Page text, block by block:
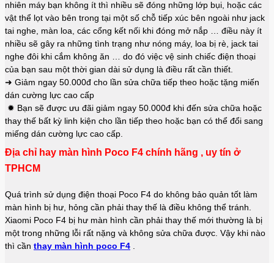
nhiên máy bạn không ít thì nhiều sẽ đóng những lớp bụi, hoặc các
vật thể lọt vào bên trong tại một số chỗ tiếp xúc bên ngoài như jack
tai nghe, màn loa, các cổng kết nối khi đóng mở nắp … điều này ít
nhiều sẽ gây ra những tình trạng như nóng máy, loa bị rè, jack tai
nghe đôi khi cắm không ăn … do đó việc vệ sinh chiếc điện thoại
của bạn sau một thời gian dài sử dụng là điều rất cần thiết.
➜ Giảm ngay 50.000đ cho lần sửa chữa tiếp theo hoặc tặng miến
dán cường lực cao cấp
✹ Bạn sẽ được ưu đãi giảm ngay 50.000đ khi đến sửa chữa hoặc
thay thế bất kỳ linh kiện cho lần tiếp theo hoặc bạn có thể đổi sang
miếng dán cường lực cao cấp.
Địa chỉ hay màn hình Poco F4 chính hãng , uy tín ở
TPHCM
Quá trình sử dụng điện thoại Poco F4 do không bảo quản tốt làm
màn hình bị hư, hỏng cần phải thay thế là điều không thể tránh.
Xiaomi Poco F4 bị hư màn hình cần phải thay thế mới thường là bị
một trong những lỗi rất nặng và không sửa chữa được. Vậy khi nào
thì cần thay màn hình poco F4 .